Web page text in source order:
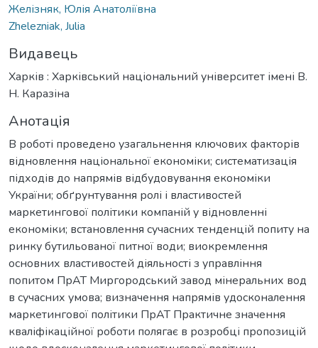
Желізняк, Юлія Анатоліївна
Zhelezniak, Julia
Видавець
Харків : Харківський національний університет імені В.
Н. Каразіна
Анотація
В роботі проведено узагальнення ключових факторів
відновлення національної економіки; систематизація
підходів до напрямів відбудовування економіки
України; обґрунтування ролі і властивостей
маркетингової політики компаній у відновленні
економіки; встановлення сучасних тенденцій попиту на
ринку бутильованої питної води; виокремлення
основних властивостей діяльності з управління
попитом ПрАТ Миргородський завод мінеральних вод
в сучасних умова; визначення напрямів удосконалення
маркетингової політики ПрАТ Практичне значення
кваліфікаційної роботи полягає в розробці пропозицій